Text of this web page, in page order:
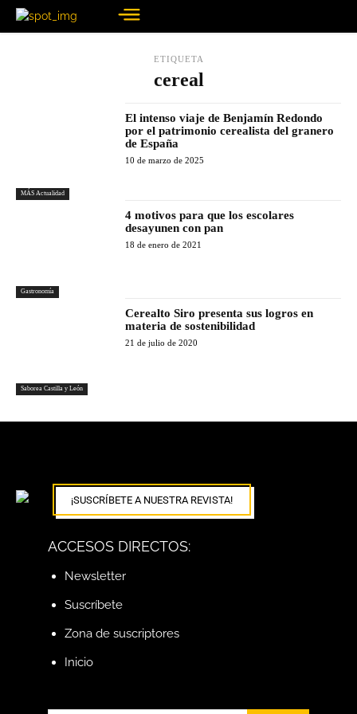
ETIQUETA
cereal
MÁS Actualidad
El intenso viaje de Benjamín Redondo
por el patrimonio cerealista del granero
de España
10 de marzo de 2025
Gastronomía
4 motivos para que los escolares
desayunen con pan
18 de enero de 2021
Saborea Castilla y León
Cerealto Siro presenta sus logros en
materia de sostenibilidad
21 de julio de 2020
¡SUSCRÍBETE A NUESTRA REVISTA!
ACCESOS DIRECTOS:
Newsletter
Suscríbete
Zona de suscriptores
Inicio